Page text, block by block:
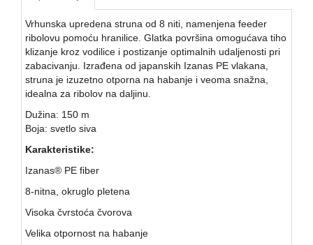
kupovini
Vrhunska upredena struna od 8 niti, namenjena feeder
ribolovu pomoću hranilice. Glatka površina omogućava tiho
klizanje kroz vodilice i postizanje optimalnih udaljenosti pri
zabacivanju. Izrađena od japanskih Izanas PE vlakana,
struna je izuzetno otporna na habanje i veoma snažna,
idealna za ribolov na daljinu.
Dužina: 150 m
Boja: svetlo siva
Karakteristike:
Izanas® PE fiber
8-nitna, okruglo pletena
Visoka čvrstoća čvorova
Velika otpornost na habanje